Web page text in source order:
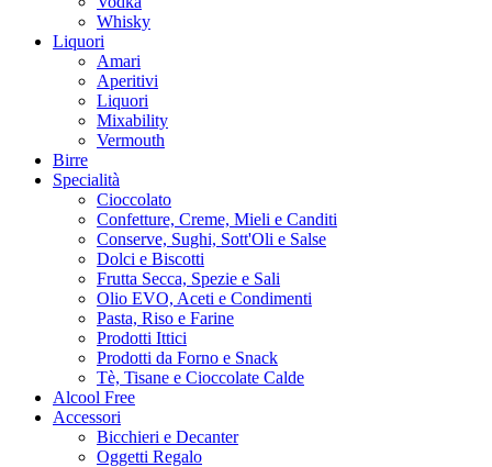
Whisky
Liquori
Amari
Aperitivi
Liquori
Mixability
Vermouth
Birre
Specialità
Cioccolato
Confetture, Creme, Mieli e Canditi
Conserve, Sughi, Sott'Oli e Salse
Dolci e Biscotti
Frutta Secca, Spezie e Sali
Olio EVO, Aceti e Condimenti
Pasta, Riso e Farine
Prodotti Ittici
Prodotti da Forno e Snack
Tè, Tisane e Cioccolate Calde
Alcool Free
Accessori
Bicchieri e Decanter
Oggetti Regalo